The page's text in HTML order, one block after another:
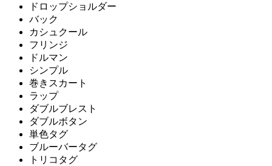
ドロップショルダー
バック
カシュクール
フリンジ
ドルマン
シンプル
巻きスカート
ラップ
ダブルブレスト
ダブルボタン
単色タグ
ブルーバータグ
トリコタグ